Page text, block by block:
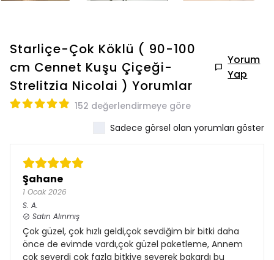
Starliçe-Çok Köklü ( 90-100
cm Cennet Kuşu Çiçeği-
Strelitzia Nicolai ) Yorumlar
Yorum
Yap
152 değerlendirmeye göre
Sadece görsel olan yorumları göster
Şahane
1 Ocak 2026
S. A.
Satın Alınmış
Çok güzel, çok hızlı geldi,çok sevdiğim bir bitki daha
önce de evimde vardı,çok güzel paketleme, Annem
çok severdi çok fazla bitkiye severek bakardı bu